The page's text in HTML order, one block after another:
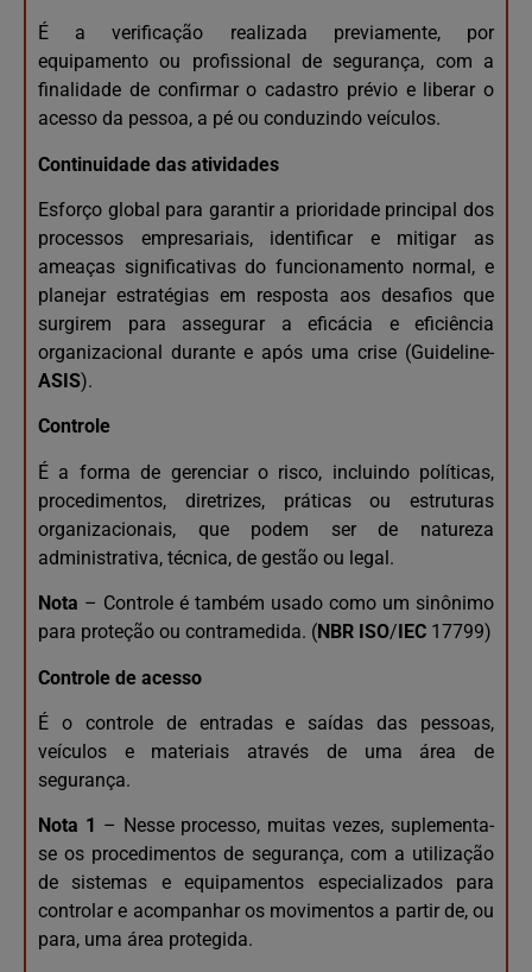
É a verificação realizada previamente, por
equipamento ou profissional de segurança, com a
finalidade de confirmar o cadastro prévio e liberar o
acesso da pessoa, a pé ou conduzindo veículos.
Continuidade das atividades
Esforço global para garantir a prioridade principal dos
processos empresariais, identificar e mitigar as
ameaças significativas do funcionamento normal, e
planejar estratégias em resposta aos desafios que
surgirem para assegurar a eficácia e eficiência
organizacional durante e após uma crise (Guideline-
ASIS).
Controle
É a forma de gerenciar o risco, incluindo políticas,
procedimentos, diretrizes, práticas ou estruturas
organizacionais, que podem ser de natureza
administrativa, técnica, de gestão ou legal.
Nota – Controle é também usado como um sinônimo
para proteção ou contramedida. (NBR ISO/ IEC 17799)
Controle de acesso
É o controle de entradas e saídas das pessoas,
veículos e materiais através de uma área de
segurança.
Nota 1 – Nesse processo, muitas vezes, suplementa-
se os procedimentos de segurança, com a utilização
de sistemas e equipamentos especializados para
controlar e acompanhar os movimentos a partir de, ou
para, uma área protegida.